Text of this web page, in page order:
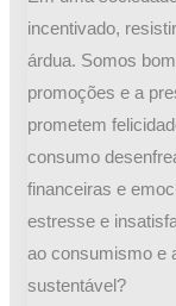
incentivado,
árdua. Somos
promoções e a
prometem
consumo
financeiras e
estresse e
ao consumismo e
sustentável?